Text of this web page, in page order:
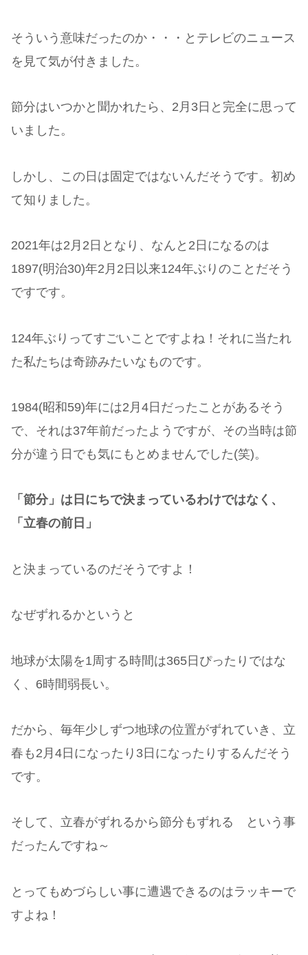
そういう意味だったのか・・・とテレビのニュース
を見て気が付きました。
節分はいつかと聞かれたら、2月3日と完全に思って
いました。
しかし、この日は固定ではないんだそうです。初め
て知りました。
2021年は2月2日となり、なんと2日になるのは
1897(明治30)年2月2日以来124年ぶりのことだそう
ですです。
124年ぶりってすごいことですよね！それに当たれ
た私たちは奇跡みたいなものです。
1984(昭和59)年には2月4日だったことがあるそう
で、それは37年前だったようですが、その当時は節
分が違う日でも気にもとめませんでした(笑)。
「節分」は日にちで決まっているわけではなく、
「立春の前日」
と決まっているのだそうですよ！
なぜずれるかというと
地球が太陽を1周する時間は365日ぴったりではな
く、6時間弱長い。
だから、毎年少しずつ地球の位置がずれていき、立
春も2月4日になったり3日になったりするんだそう
です。
そして、立春がずれるから節分もずれる という事
だったんですね～
とってもめづらしい事に遭遇できるのはラッキーで
すよね！